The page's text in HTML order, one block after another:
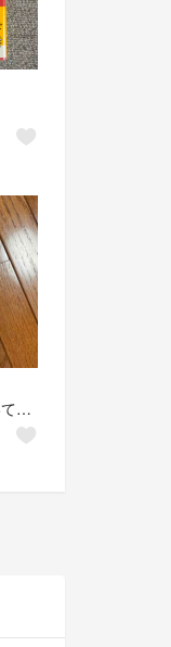
８０代になるとたいていボケるか死ぬ。７０代は神様から与えられた特別な時間